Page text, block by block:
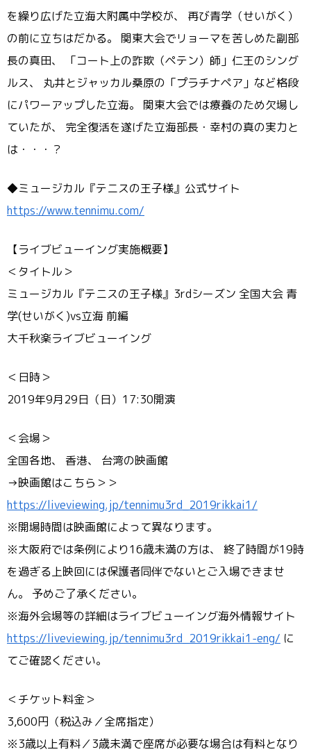
を繰り広げた立海大附属中学校が、 再び青学（せいがく）
の前に立ちはだかる。 関東大会でリョーマを苦しめた副部
長の真田、 「コート上の詐欺（ペテン）師」仁王のシング
ルス、 丸井とジャッカル桑原の「プラチナペア」など格段
にパワーアップした立海。 関東大会では療養のため欠場し
ていたが、 完全復活を遂げた立海部長・幸村の真の実力と
は・・・？
◆ミュージカル『テニスの王子様』公式サイト
https://www.tennimu.com/
【ライブビューイング実施概要】
＜タイトル＞
ミュージカル『テニスの王子様』3rdシーズン 全国大会 青
学(せいがく)vs立海 前編
大千秋楽ライブビューイング
＜日時＞
2019年9月29日（日）17:30開演
＜会場＞
全国各地、 香港、 台湾の映画館
→映画館はこちら＞＞
https://liveviewing.jp/tennimu3rd_2019rikkai1/
※開場時間は映画館によって異なります。
※大阪府では条例により16歳未満の方は、 終了時間が19時
を過ぎる上映回には保護者同伴でないとご入場できませ
ん。 予めご了承ください。
※海外会場等の詳細はライブビューイング海外情報サイト
https://liveviewing.jp/tennimu3rd_2019rikkai1-eng/ に
てご確認ください。
＜チケット料金＞
3,600円（税込み／全席指定）
※3歳以上有料／3歳未満で座席が必要な場合は有料となり